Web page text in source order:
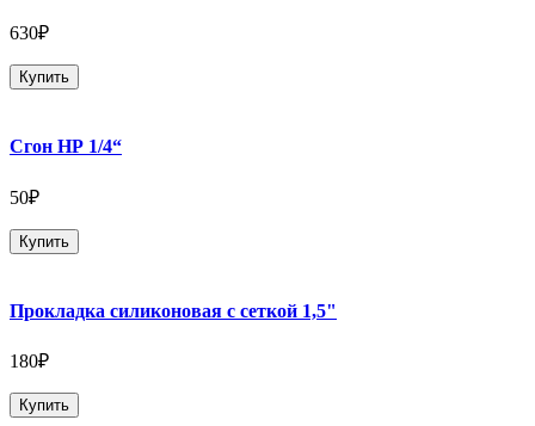
630₽
Купить
Сгон НР 1/4“
50₽
Купить
Прокладка силиконовая с сеткой 1,5"
180₽
Купить